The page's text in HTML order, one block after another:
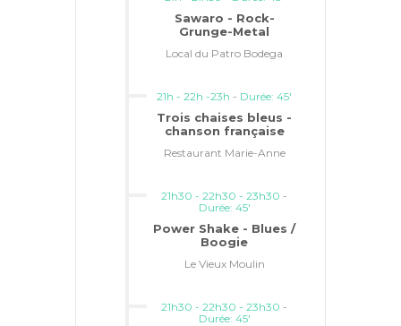
Sawaro - Rock-
Grunge-Metal
Local du Patro Bodega
21h - 22h -23h - Durée: 45'
Trois chaises bleus -
chanson française
Restaurant Marie-Anne
21h30 - 22h30 - 23h30 -
Durée: 45'
Power Shake - Blues /
Boogie
Le Vieux Moulin
21h30 - 22h30 - 23h30 -
Durée: 45'